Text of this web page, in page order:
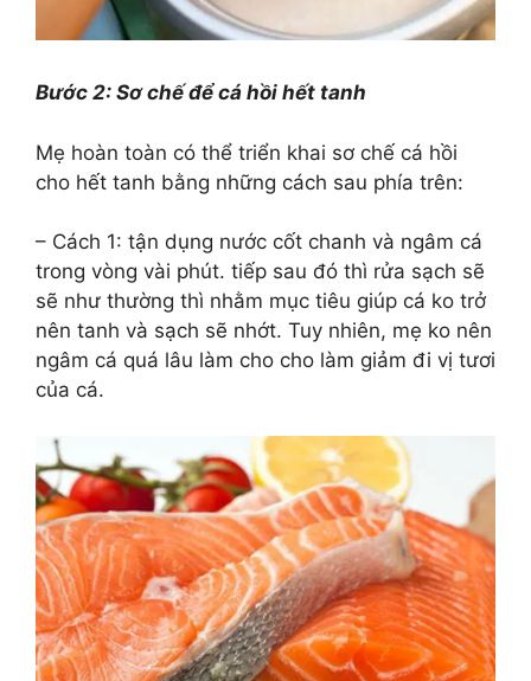
Bước 2: Sơ chế để cá hồi hết tanh
Mẹ hoàn toàn có thể triển khai sơ chế cá hồi
cho hết tanh bằng những cách sau phía trên:
– Cách 1: tận dụng nước cốt chanh và ngâm cá
trong vòng vài phút. tiếp sau đó thì rửa sạch sẽ
sẽ như thường thì nhằm mục tiêu giúp cá ko trở
nên tanh và sạch sẽ nhớt. Tuy nhiên, mẹ ko nên
ngâm cá quá lâu làm cho cho làm giảm đi vị tươi
của cá.